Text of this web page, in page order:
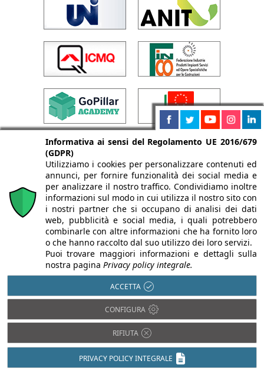
Informativa ai sensi del Regolamento UE 2016/679
(GDPR)
Utilizziamo i cookies per personalizzare contenuti ed
annunci, per fornire funzionalità dei social media e
per analizzare il nostro traffico. Condividiamo inoltre
informazioni sul modo in cui utilizza il nostro sito con
i nostri partner che si occupano di analisi dei dati
web, pubblicità e social media, i quali potrebbero
combinarle con altre informazioni che ha fornito loro
o che hanno raccolto dal suo utilizzo dei loro servizi.
Puoi trovare maggiori informazioni e dettagli sulla
nostra pagina Privacy policy integrale.
ACCETTA
CONFIGURA
RIFIUTA
PRIVACY POLICY INTEGRALE